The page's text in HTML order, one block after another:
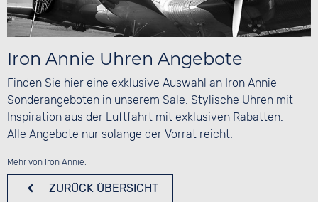
Iron Annie Uhren Angebote
Finden Sie hier eine exklusive Auswahl an Iron Annie
Sonderangeboten in unserem Sale. Stylische Uhren mit
Inspiration aus der Luftfahrt mit exklusiven Rabatten.
Alle Angebote nur solange der Vorrat reicht.
Mehr von Iron Annie:
ZURÜCK ÜBERSICHT